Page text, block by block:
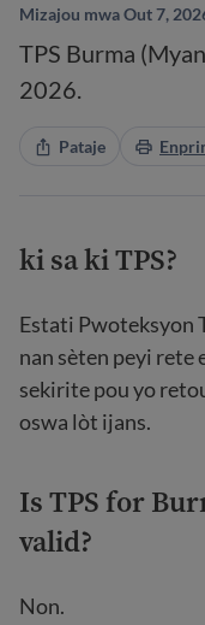
Mizajou mwa Out 7,
TPS Burma
2026.
Pataje
ki sa ki TPS?
Estati Pwoteksyon
nan sèten peyi rete
sekirite pou yo
oswa lòt ijans.
Is TPS for
valid?
Non.